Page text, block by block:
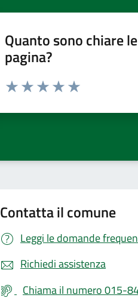
Quanto sono chiare
pagina?
Valuta da 1 a 5 stelle la pagina
Contatta il comune
Leggi le domande
Richiedi assistenza
Chiama il numero 015-